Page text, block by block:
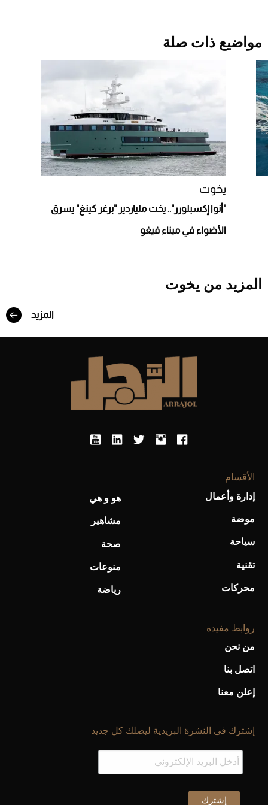
أغلى 10 عطور في العالم للرجال تمنحك فخامة
استثنائية
أفضل تدريج للشعر الطويل لإطلالة جريئة وعصرية
أحذية Mary Jane: ترف وأناقة للرجال
"بوجاتي ميسترال" الاستثنائية للبيع في مزاد
مونتيري
2026-07-23
مواضيع ذات صلة
يخوت
"أنوا إكسبلورر".. يخت ملياردير "برغر كينغ" يسرق
الأضواء في ميناء فيغو
المزيد من يخوت
المزيد
الأقسام
إدارة وأعمال
موضة
سياحة
تقنية
محركات
هو و هي
مشاهير
صحة
منوعات
رياضة
روابط مفيدة
من نحن
اتصل بنا
إعلن معنا
إشترك فى النشرة البريدية ليصلك كل جديد